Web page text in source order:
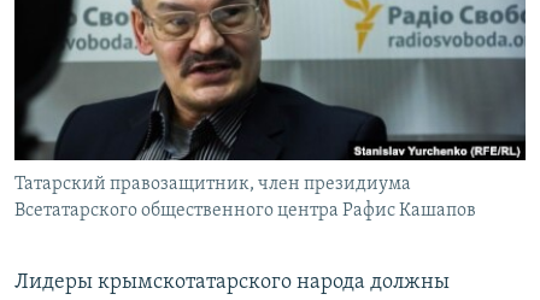
ПОБЕДИТЕЛЕЙ НЕ СУДЯТ?
КРЫМ.НЕПОКОРЕННЫЙ
ELIFBE
УКРАИНСКАЯ ПРОБЛЕМА КРЫМА
ПРИСОЕДИНЯЙТЕСЬ!
Все сайты RFE/RL
Татарский правозащитник, член президиума
Всетатарского общественного центра Рафис Кашапов
Лидеры крымскотатарского народа должны